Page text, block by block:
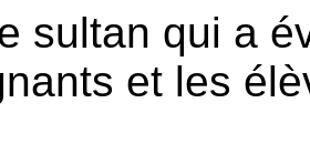
sultan qui a
et les